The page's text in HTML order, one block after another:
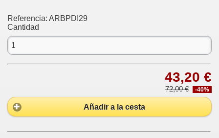
Referencia: ARBPDI29
Cantidad
43,20 €
72,00 € -40%
Añadir a la cesta